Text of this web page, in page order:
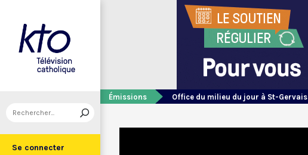
Se connecter
Émissions Office du milieu du jour à St-Gervais